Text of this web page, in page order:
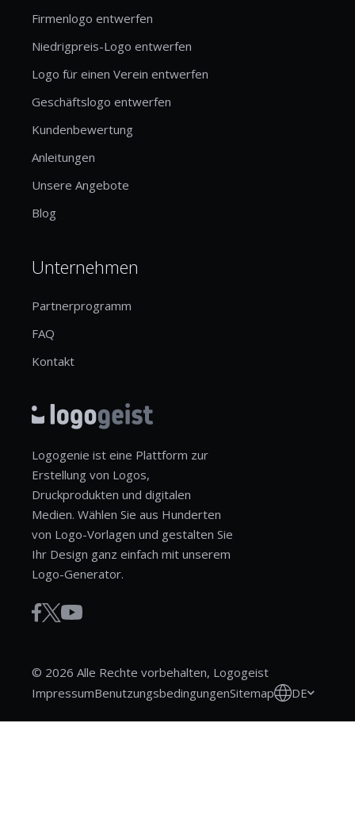
Firmenlogo entwerfen
Niedrigpreis-Logo entwerfen
Logo für einen Verein entwerfen
Geschäftslogo entwerfen
Kundenbewertung
Anleitungen
Unsere Angebote
Blog
Unternehmen
Partnerprogramm
FAQ
Kontakt
Logogenie ist eine Plattform zur
Erstellung von Logos,
Druckprodukten und digitalen
Medien. Wählen Sie aus Hunderten
von Logo-Vorlagen und gestalten Sie
Ihr Design ganz einfach mit unserem
Logo-Generator.
© 2026 Alle Rechte vorbehalten, Logogeist
ImpressumBenutzungsbedingungenSitemap DE